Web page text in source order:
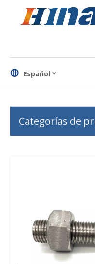
Español
Categorías de